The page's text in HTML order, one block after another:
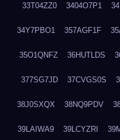
33T04ZZ0 3404O7P1
34Y7PBO1 357AGF1F
35O1QNFZ 36HUTLDS
377SG7JD 37CVGS0S
38J0SXQX 38NQ9PDV
39LAIWA9 39LCYZRI